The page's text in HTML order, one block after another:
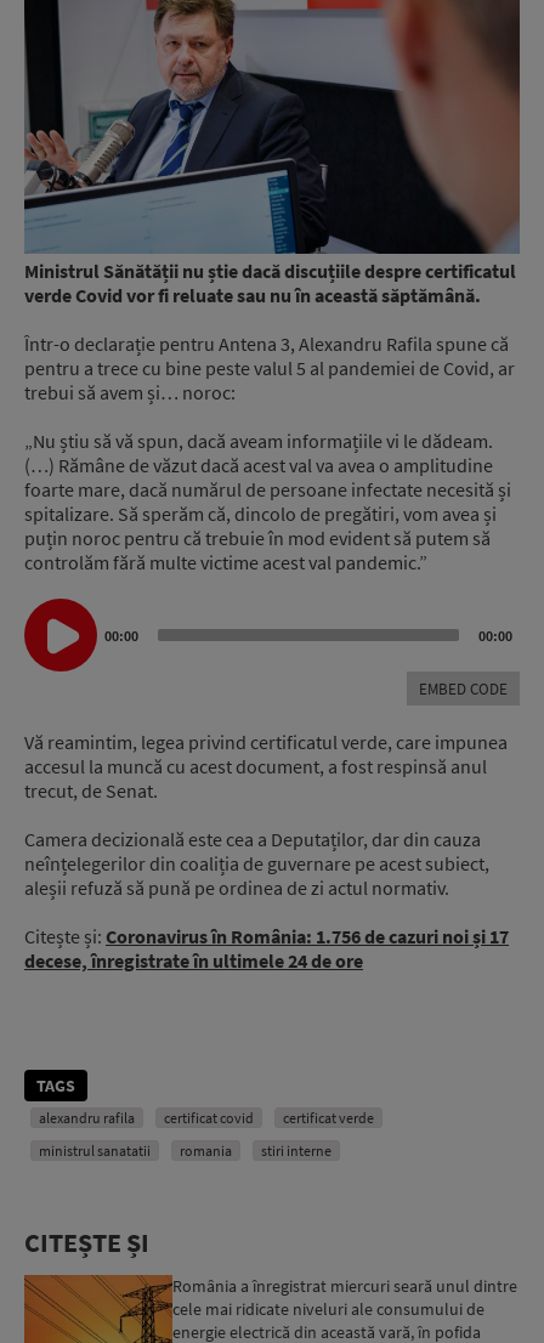
Ministrul Sănătății nu știe dacă discuțiile despre certificatul
verde Covid vor fi reluate sau nu în această săptămână.
Într-o declarație pentru Antena 3, Alexandru Rafila spune că
pentru a trece cu bine peste valul 5 al pandemiei de Covid, ar
trebui să avem și… noroc:
„Nu știu să vă spun, dacă aveam informațiile vi le dădeam.
(…) Rămâne de văzut dacă acest val va avea o amplitudine
foarte mare, dacă numărul de persoane infectate necesită și
spitalizare. Să sperăm că, dincolo de pregătiri, vom avea și
puțin noroc pentru că trebuie în mod evident să putem să
controlăm fără multe victime acest val pandemic.”
Audio
Player
00:00 00:00
EMBED CODE
Vă reamintim, legea privind certificatul verde, care impunea
accesul la muncă cu acest document, a fost respinsă anul
trecut, de Senat.
Camera decizională este cea a Deputaților, dar din cauza
neînțelegerilor din coaliția de guvernare pe acest subiect,
aleșii refuză să pună pe ordinea de zi actul normativ.
Citește și: Coronavirus în România: 1.756 de cazuri noi și 17
decese, înregistrate în ultimele 24 de ore
TAGS
alexandru rafila certificat covid
certificat verde
ministrul sanatatii
romania stiri interne
CITEȘTE ȘI
România a înregistrat miercuri seară unul dintre
cele mai ridicate niveluri ale consumului de
energie electrică din această vară, în pofida